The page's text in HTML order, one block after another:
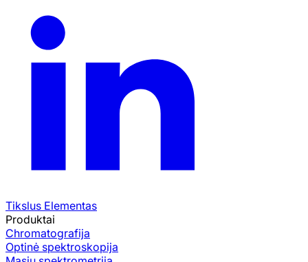
Tikslus Elementas
Produktai
Chromatografija
Optinė spektroskopija